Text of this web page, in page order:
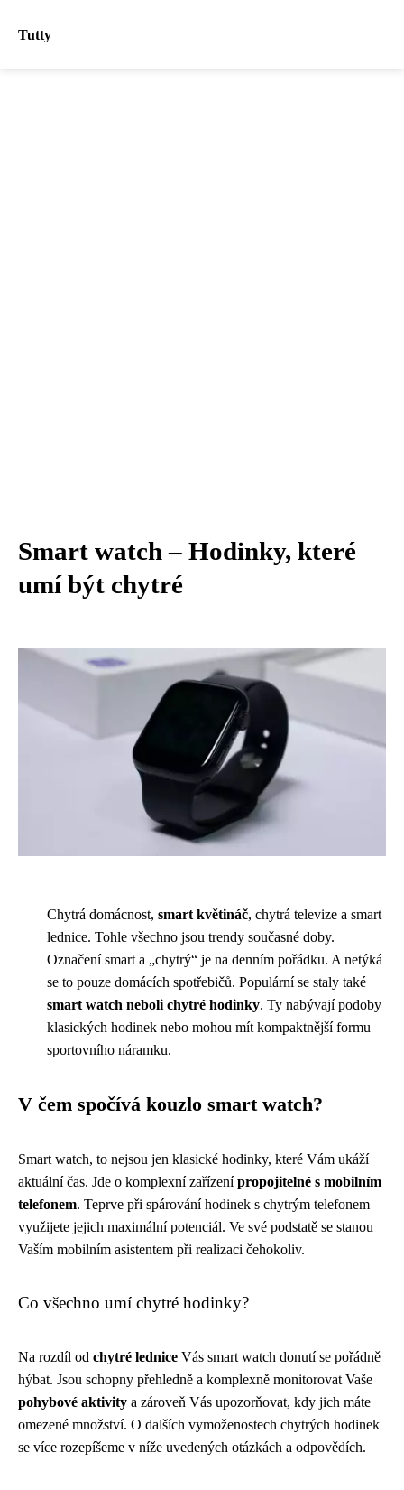
Tutty
Smart watch – Hodinky, které
umí být chytré
Chytrá domácnost, smart květináč, chytrá televize a smart
lednice. Tohle všechno jsou trendy současné doby.
Označení smart a „chytrý“ je na denním pořádku. A netýká
se to pouze domácích spotřebičů. Populární se staly také
smart watch neboli chytré hodinky. Ty nabývají podoby
klasických hodinek nebo mohou mít kompaktnější formu
sportovního náramku.
V čem spočívá kouzlo smart watch?
Smart watch, to nejsou jen klasické hodinky, které Vám ukáží
aktuální čas. Jde o komplexní zařízenípropojitelné s mobilním
telefonem. Teprve při spárování hodinek s chytrým telefonem
využijete jejich maximální potenciál. Ve své podstatě se stanou
Vaším mobilním asistentem při realizaci čehokoliv.
Co všechno umí chytré hodinky?
Na rozdíl od chytré lednice Vás smart watch donutí se pořádně
hýbat. Jsou schopny přehledně a komplexně monitorovat Vaše
pohybové aktivity a zároveň Vás upozorňovat, kdy jich máte
omezené množství. O dalších vymoženostech chytrých hodinek
se více rozepíšeme v níže uvedených otázkách a odpovědích.